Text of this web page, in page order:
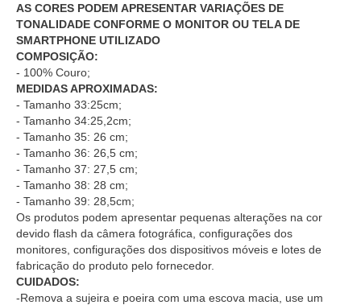
AS CORES PODEM APRESENTAR VARIAÇÕES DE
TONALIDADE CONFORME O MONITOR OU TELA DE
SMARTPHONE UTILIZADO
COMPOSIÇÃO:
- 100% Couro;
MEDIDAS APROXIMADAS:
- Tamanho 33:25cm;
- Tamanho 34:25,2cm;
- Tamanho 35: 26 cm;
- Tamanho 36: 26,5 cm;
- Tamanho 37: 27,5 cm;
- Tamanho 38: 28 cm;
- Tamanho 39: 28,5cm;
Os produtos podem apresentar pequenas alterações na cor
devido flash da câmera fotográfica, configurações dos
monitores, configurações dos dispositivos móveis e lotes de
fabricação do produto pelo fornecedor.
CUIDADOS:
-Remova a sujeira e poeira com uma escova macia, use um